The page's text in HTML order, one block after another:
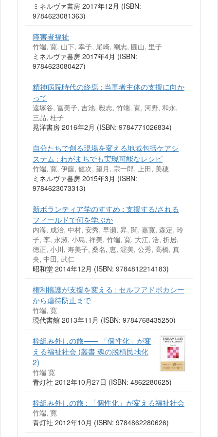
ミネルヴァ書房 2017年12月 (ISBN:
9784623081363)
障害者福祉
竹端, 寛, 山下, 幸子, 尾崎, 剛志, 圓山, 里子
ミネルヴァ書房 2017年4月 (ISBN:
9784623080427)
精神病院時代の終焉 : 当事者主体の支援に向か
って
遠塚谷, 冨美子, 吉池, 毅志, 竹端, 寛, 河野, 和永,
三品, 桂子
晃洋書房 2016年2月 (ISBN: 9784771026834)
自分たちで創る現場を変える地域包括ケアシ
ステム : わがまちでも実現可能なレシピ
竹端, 寛, 伊藤, 健次, 望月, 宗一郎, 上田, 美穂
ミネルヴァ書房 2015年3月 (ISBN:
9784623073313)
新ボランティア学のすすめ : 支援する/される
フィールドで何を学ぶか
内海, 成治, 中村, 安秀, 早瀬, 昇, 関, 嘉寛, 森定, 玲
子, 李, 永淑, 小島, 祥美, 竹端, 寛, 大江, 浩, 折居,
徳正, 小川, 寿美子, 桑名, 恵, 渥美, 公秀, 高橋, 真
央, 中田, 武仁
昭和堂 2014年12月 (ISBN: 9784812214183)
権利擁護が支援を変える : セルフアドボカシー
から虐待防止まで
竹端, 寛
現代書館 2013年11月 (ISBN: 9784768435250)
枠組み外しの旅―― 「個性化」が変
える福祉社会 (叢書 魂の脱植民地化
2)
竹端 寛
青灯社 2012年10月27日 (ISBN: 4862280625)
枠組み外しの旅 : 「個性化」が変える福祉社会
竹端, 寛
青灯社 2012年10月 (ISBN: 9784862280626)